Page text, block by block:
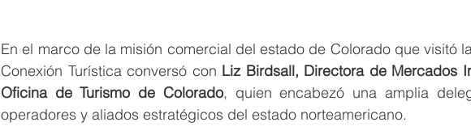
En el marco de la misión comercial del estado de Colorado que visitó
Conexión Turística conversó con Liz Birdsall, Directora de Mercados
Oficina de Turismo de Colorado, quien encabezó una amplia
operadores y aliados estratégicos del estado norteamericano.